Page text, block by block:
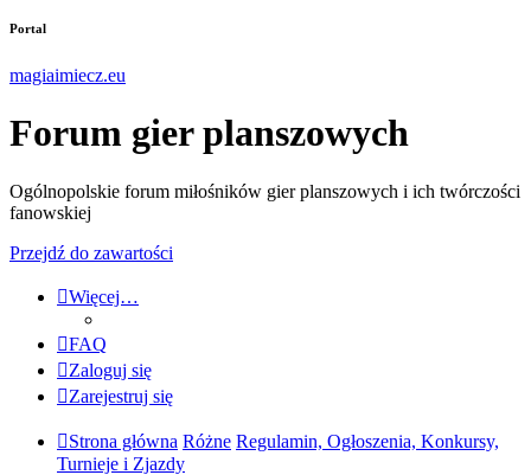
Portal
magiaimiecz.eu
Forum gier planszowych
Ogólnopolskie forum miłośników gier planszowych i ich twórczości
fanowskiej
Przejdź do zawartości
Więcej…
FAQ
Zaloguj się
Zarejestruj się
Strona główna Różne Regulamin, Ogłoszenia, Konkursy,
Turnieje i Zjazdy